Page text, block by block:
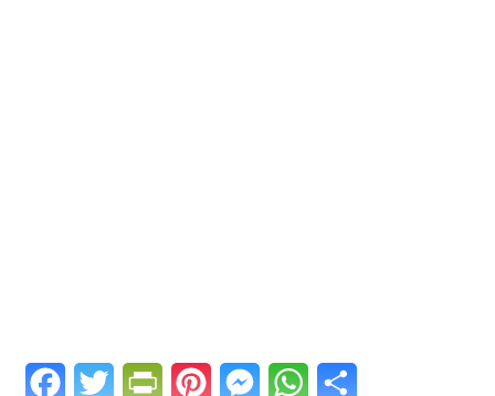
FacebookTwitter PrintFriendly
PinterestMessengerWhatsApp